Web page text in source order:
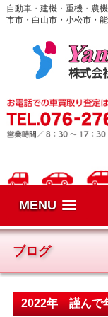
自動車・建機・重機・農
市市・白山市・小松市・
MENU
ブログ
2022年 謹んで